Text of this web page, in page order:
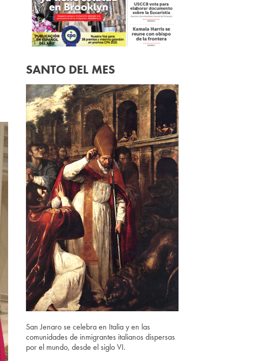
SANTO DEL MES
San Jenaro se celebra en Italia y en las
comunidades de inmigrantes italianos dispersas
por el mundo, desde el siglo VI.